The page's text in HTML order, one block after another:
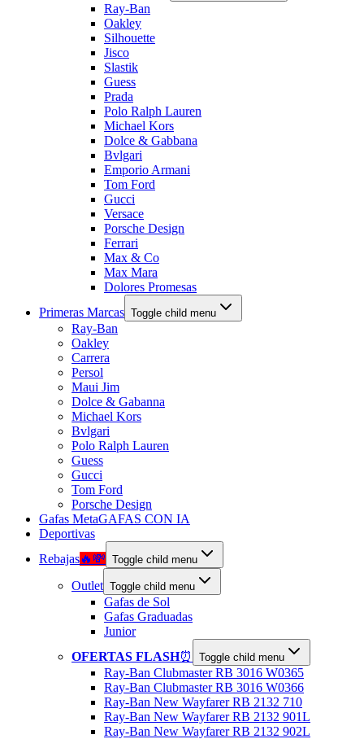
Ray-Ban
Oakley
Silhouette
Jisco
Slastik
Guess
Prada
Polo Ralph Lauren
Michael Kors
Dolce & Gabbana
Bvlgari
Emporio Armani
Tom Ford
Gucci
Versace
Porsche Design
Ferrari
Max & Co
Max Mara
Dolores Promesas
Primeras Marcas Toggle child menu
Ray-Ban
Oakley
Carrera
Persol
Maui Jim
Dolce & Gabanna
Michael Kors
Bvlgari
Polo Ralph Lauren
Guess
Gucci
Tom Ford
Porsche Design
Gafas MetaGAFAS CON IA
Deportivas
Rebajas🔥💸 Toggle child menu
Outlet Toggle child menu
Gafas de Sol
Gafas Graduadas
Junior
OFERTAS FLASH⏰ Toggle child menu
Ray-Ban Clubmaster RB 3016 W0365
Ray-Ban Clubmaster RB 3016 W0366
Ray-Ban New Wayfarer RB 2132 710
Ray-Ban New Wayfarer RB 2132 901L
Ray-Ban New Wayfarer RB 2132 902L